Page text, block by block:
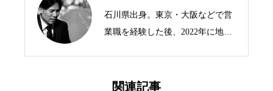
石川県出身。東京・大阪などで営
業職を経験した後、2022年に地域
か、「一般社団法人すざかランド
関連記事